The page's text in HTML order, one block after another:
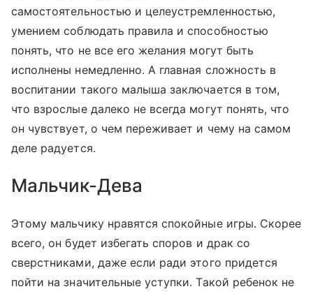
самостоятельностью и целеустремленностью,
умением соблюдать правила и способностью
понять, что не все его желания могут быть
исполнены немедленно. А главная сложность в
воспитании такого малыша заключается в том,
что взрослые далеко не всегда могут понять, что
он чувствует, о чем переживает и чему на самом
деле радуется.
Мальчик-Дева
Этому мальчику нравятся спокойные игры. Скорее
всего, он будет избегать споров и драк со
сверстниками, даже если ради этого придется
пойти на значительные уступки. Такой ребенок не